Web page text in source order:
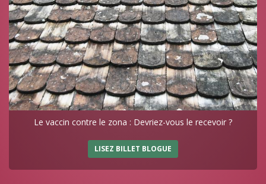
Le vaccin contre le zona : Devriez-vous le recevoir ?
LISEZ BILLET BLOGUE